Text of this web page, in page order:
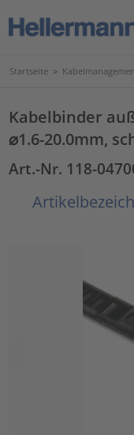
Startseite >
Kabelbinder
⌀1.6-20.0mm,
Art.-Nr. 118-